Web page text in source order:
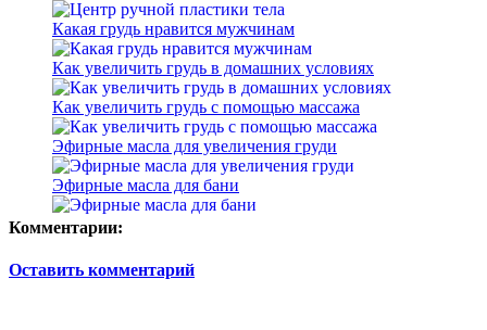
Какая грудь нравится мужчинам
Как увеличить грудь в домашних условиях
Как увеличить грудь с помощью массажа
Эфирные масла для увеличения груди
Эфирные масла для бани
Комментарии:
Оставить комментарий